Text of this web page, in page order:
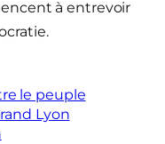
à entrevoir
le peuple
Lyon